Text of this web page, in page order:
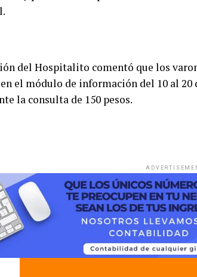
del Hospitalito comentó que los
el módulo de información del 10 al 20
la consulta de 150 pesos.